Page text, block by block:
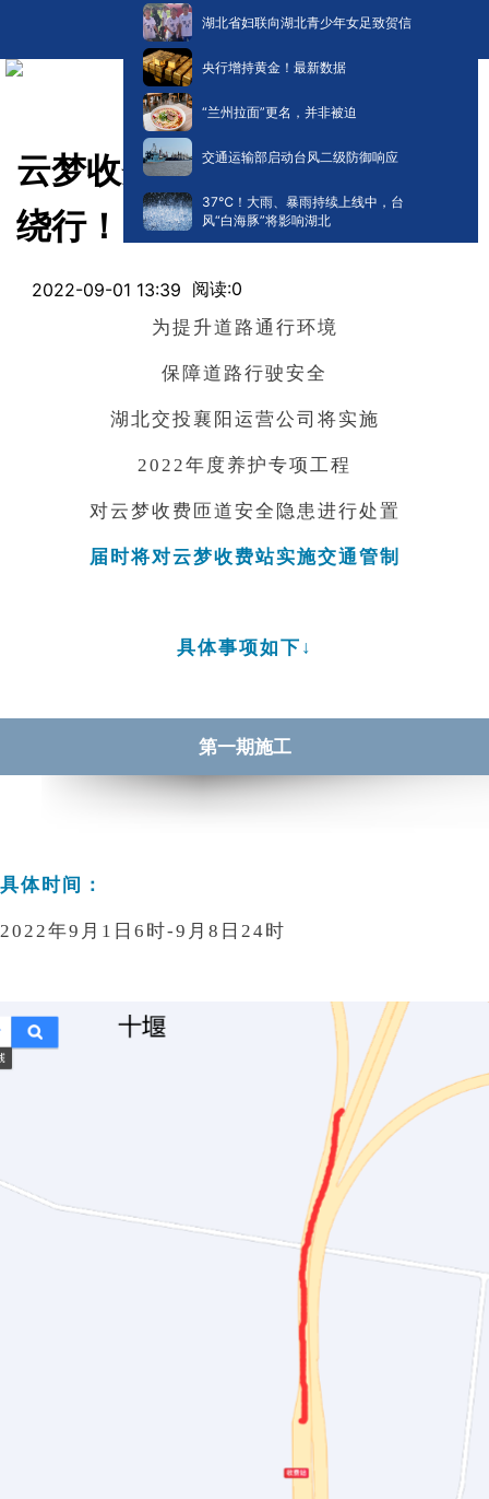
湖北省妇联向湖北青少年女足致贺信
央行增持黄金！最新数据
“兰州拉面”更名，并非被迫
交通运输部启动台风二级防御响应
​37℃！大雨、暴雨持续上线中，台
风“白海豚”将影响湖北
云梦收费站今起交通管制，请
绕行！
2022-09-01 13:39 阅读:0
为提升道路通行环境
保障道路行驶安全
湖北交投襄阳运营公司将实施
2022年度养护专项工程
对云梦收费匝道安全隐患进行处置
届时将对云梦收费站实施交通管制
具体事项如下↓
第一期施工
具体时间：
2022年9月1日6时-9月8日24时